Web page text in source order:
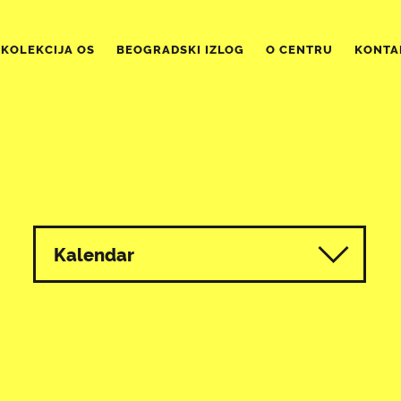
KOLEKCIJA OS BEOGRADSKI IZLOG O CENTRU
Kalendar